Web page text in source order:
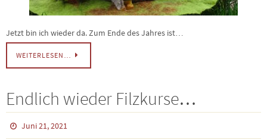
Jetzt bin ich wieder da. Zum Ende des Jahres ist…
WEITERLESEN…
Endlich wieder Filzkurse…
Juni 21, 2021